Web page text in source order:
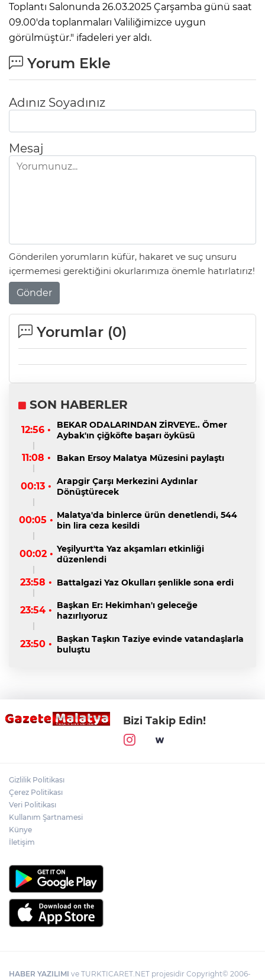
Toplantı Salonunda 26.03.2025 Çarşamba günü saat
09.00'da toplanmaları Valiliğimizce uygun
görülmüştür." ifadeleri yer aldı.
Yorum Ekle
Adınız Soyadınız
Mesaj
Gönderilen yorumların küfür, hakaret ve suç unsuru
içermemesi gerektiğini okurlarımıza önemle hatırlatırız!
Gönder
Yorumlar (0)
SON HABERLER
12:56 •
BEKAR ODALARINDAN ZİRVEYE.. Ömer
Aybak'ın çiğköfte başarı öyküsü
11:08 • Bakan Ersoy Malatya Müzesini paylaştı
00:13 • Arapgir Çarşı Merkezini Aydınlar
Dönüştürecek
00:05 • Malatya'da binlerce ürün denetlendi, 544
bin lira ceza kesildi
00:02 • Yeşilyurt'ta Yaz akşamları etkinliği
düzenlendi
23:58 • Battalgazi Yaz Okulları şenlikle sona erdi
23:54 • Başkan Er: Hekimhan'ı geleceğe
hazırlıyoruz
23:50 • Başkan Taşkın Taziye evinde vatandaşlarla
buluştu
Bizi Takip Edin!
Gizlilik Politikası
Çerez Politikası
Veri Politikası
Kullanım Şartnamesi
Künye
İletişim
HABER YAZILIMI ve TURKTICARET.NET projesidir Copyright© 2006-